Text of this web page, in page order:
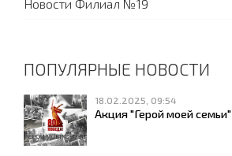
Новости Филиал №19
ПОПУЛЯРНЫЕ НОВОСТИ
18.02.2025, 09:54
Акция "Герой моей семьи"